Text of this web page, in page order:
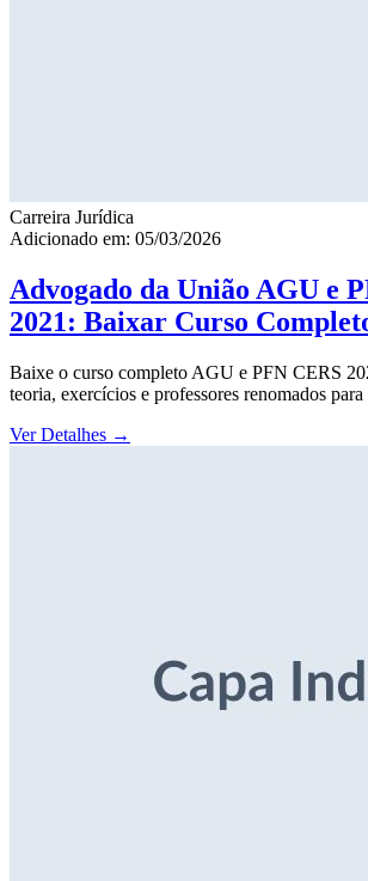
Carreira Jurídica
Adicionado em: 05/03/2026
Advogado da União AGU e
2021: Baixar Curso
Baixe o curso completo AGU e PFN CERS
teoria, exercícios e professores renomados para
Ver Detalhes →